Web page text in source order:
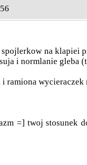
na klapiei
i normlanie gleba
ramiona
=] twoj stosunek